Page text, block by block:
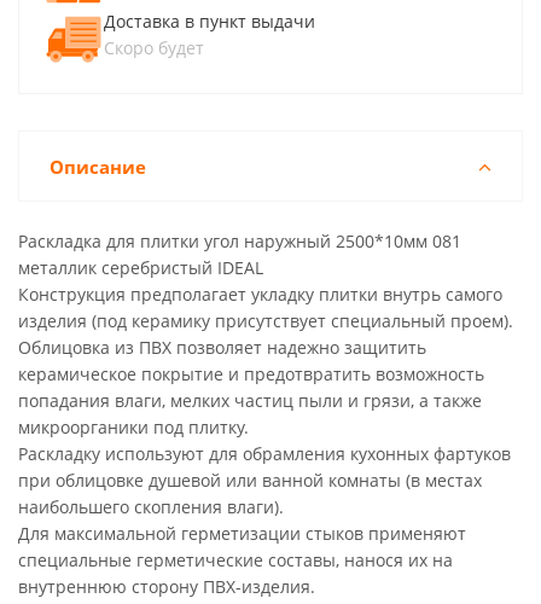
Доставка в пункт выдачи
Скоро будет
Описание
Раскладка для плитки угол наружный 2500*10мм 081
металлик серебристый IDEAL
Конструкция предполагает укладку плитки внутрь самого
изделия (под керамику присутствует специальный проем).
Облицовка из ПВХ позволяет надежно защитить
керамическое покрытие и предотвратить возможность
попадания влаги, мелких частиц пыли и грязи, а также
микроорганики под плитку.
Раскладку используют для обрамления кухонных фартуков
при облицовке душевой или ванной комнаты (в местах
наибольшего скопления влаги).
Для максимальной герметизации стыков применяют
специальные герметические составы, нанося их на
внутреннюю сторону ПВХ-изделия.